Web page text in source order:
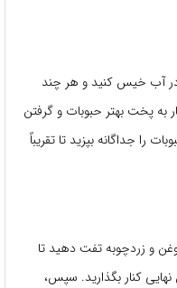
در آب خیس کنید و هر چند
پخت بهتر حبوبات و گرفتن
جداگانه بپزید تا تقریباً
و زردچوبه تفت دهید تا
کنار بگذارید. سپس،